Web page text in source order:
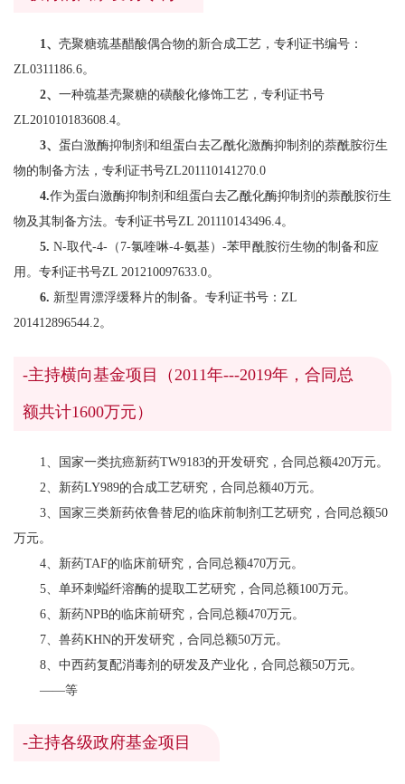
1、 壳聚糖巯基醋酸偶合物的新合成工艺，专利证书编号：
ZL0311186.6。
2、 一种巯基壳聚糖的磺酸化修饰工艺，专利证书号
ZL201010183608.4。
3、 蛋白激酶抑制剂和组蛋白去乙酰化激酶抑制剂的萘酰胺衍生
物的制备方法，专利证书号ZL201110141270.0
4.作为蛋白激酶抑制剂和组蛋白去乙酰化酶抑制剂的萘酰胺衍生
物及其制备方法。专利证书号ZL 201110143496.4。
5. N-取代-4-（7-氯喹啉-4-氨基）-苯甲酰胺衍生物的制备和应
用。专利证书号ZL 201210097633.0。
6. 新型胃漂浮缓释片的制备。专利证书号：ZL
201412896544.2。
-主持横向基金项目（2011年---2019年，合同总
额共计1600万元）
1、国家一类抗癌新药TW9183的开发研究，合同总额420万元。
2、新药LY989的合成工艺研究，合同总额40万元。
3、国家三类新药依鲁替尼的临床前制剂工艺研究，合同总额50
万元。
4、新药TAF的临床前研究，合同总额470万元。
5、单环刺螠纤溶酶的提取工艺研究，合同总额100万元。
6、新药NPB的临床前研究，合同总额470万元。
7、兽药KHN的开发研究，合同总额50万元。
8、中西药复配消毒剂的研发及产业化，合同总额50万元。
——等
-主持各级政府基金项目